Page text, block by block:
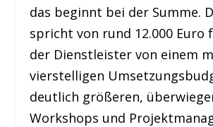
das beginnt bei der Summe.
spricht von rund 12.000 Euro
der Dienstleister von einem
vierstelligen
deutlich größeren,
Workshops und